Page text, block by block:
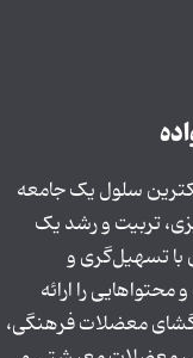
سلول یک جامعه
تربیت و رشد یک
با تسهیل‌گری و
را ارائه
معضلات فرهنگی،